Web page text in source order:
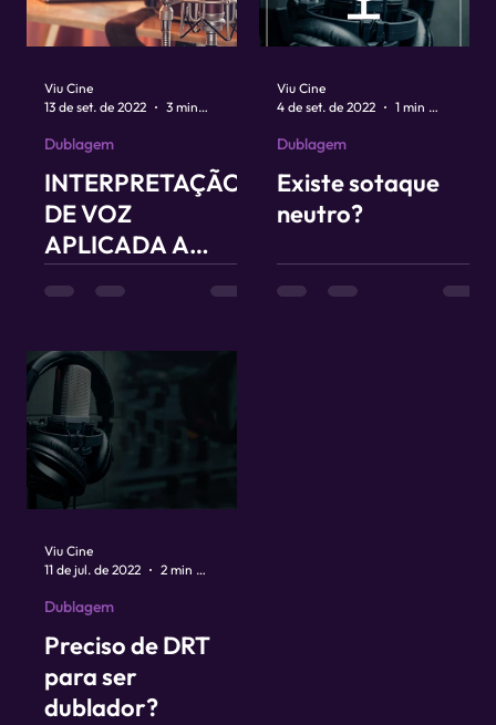
INTERPRETAÇÃO
DE VOZ
APLICADA A
Dublagem
Viu Cine
13 de set. de 2022
3 min de leitura
Existe sotaque
neutro?
Dublagem
Viu Cine
4 de set. de 2022
1 min de leitura
Preciso de DRT
para ser
dublador?
Dublagem
Viu Cine
11 de jul. de 2022
2 min de leitura